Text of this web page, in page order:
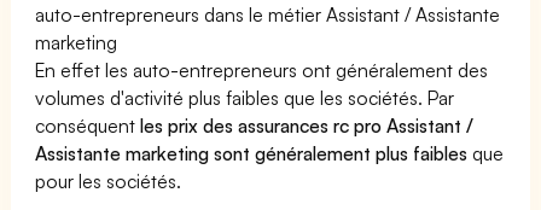
auto-entrepreneurs dans le métier Assistant / Assistante
marketing
En effet les auto-entrepreneurs ont généralement des
volumes d'activité plus faibles que les sociétés. Par
conséquentles prix des assurances rc pro Assistant /
Assistante marketing sont généralement plus faibles que
pour les sociétés.